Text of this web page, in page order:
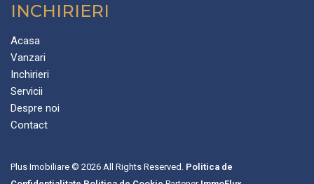
INCHIRIERI
Acasa
Vanzari
Inchirieri
Servicii
Despre noi
Contact
Plus Imobiliare © 2026 All Rights Reserved. Politica de